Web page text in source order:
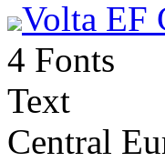
Volta EF
4 Fonts
Text
Central